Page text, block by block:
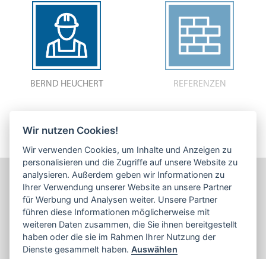
BERND HEUCHERT REFERENZEN
REG.-NR.: 010.161650
© HEUCHERT BAUUNTERNEHMEN 2025
Wir nutzen Cookies!
Wir verwenden Cookies, um Inhalte und Anzeigen zu
personalisieren und die Zugriffe auf unsere Website zu
analysieren. Außerdem geben wir Informationen zu
Ihrer Verwendung unserer Website an unsere Partner
für Werbung und Analysen weiter. Unsere Partner
führen diese Informationen möglicherweise mit
weiteren Daten zusammen, die Sie ihnen bereitgestellt
haben oder die sie im Rahmen Ihrer Nutzung der
Dienste gesammelt haben.Auswählen